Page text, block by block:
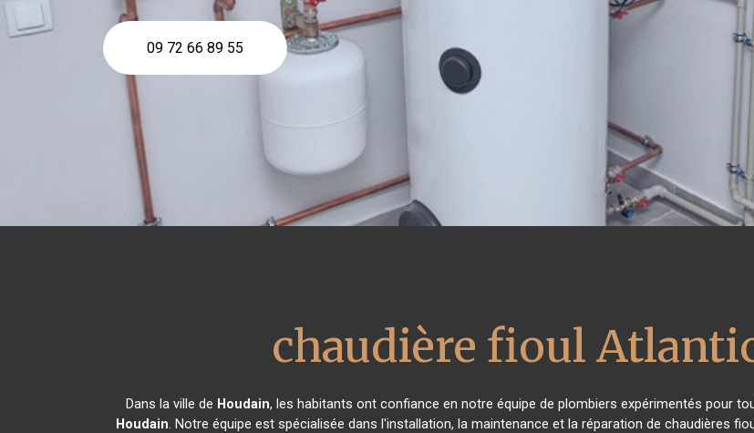
09 72 66 89 55
chaudière fioul
Dans la ville de Houdain, les habitants ont confiance en notre équipe de plombiers expérimentés pour
Houdain. Notre équipe est spécialisée dans l'installation, la maintenance et la réparation de chaudières